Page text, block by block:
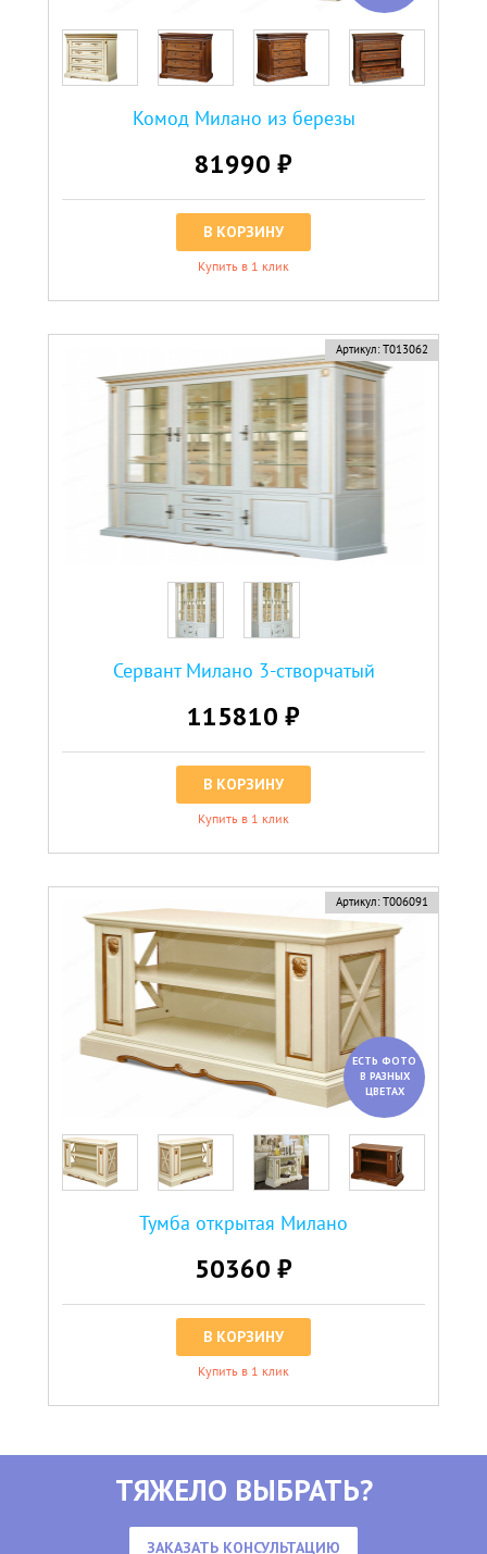
Комод Милано из березы
81990 ₽
В КОРЗИНУ
Купить в 1 клик
Артикул: Т013062
Сервант Милано 3-створчатый
115810 ₽
В КОРЗИНУ
Купить в 1 клик
Артикул: Т006091
ЕСТЬ ФОТО
В РАЗНЫХ
ЦВЕТАХ
Тумба открытая Милано
50360 ₽
В КОРЗИНУ
Купить в 1 клик
ТЯЖЕЛО ВЫБРАТЬ?
ЗАКАЗАТЬ КОНСУЛЬТАЦИЮ